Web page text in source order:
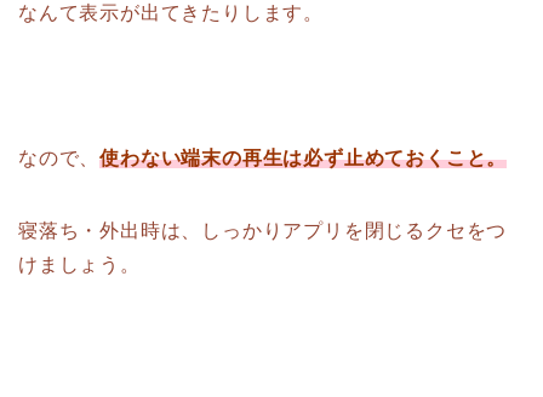
なんて表示が出てきたりします。
なので、使わない端末の再生は必ず止めておくこと。
寝落ち・外出時は、しっかりアプリを閉じるクセをつ
けましょう。